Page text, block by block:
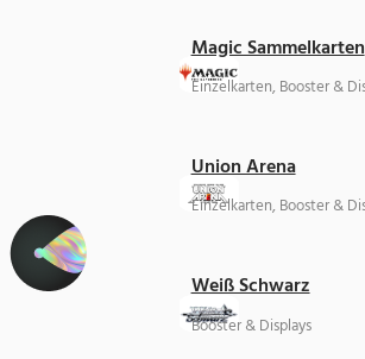
Magic Sammelkarten
Einzelkarten, Booster &
Union Arena
Einzelkarten, Booster &
Weiß Schwarz
Booster & Displays